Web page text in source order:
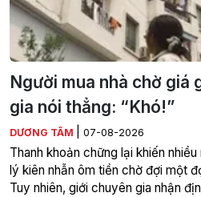
Người mua nhà chờ giá
gia nói thẳng: “Khó!”
DƯƠNG TÂM 07-08-2026
Thanh khoản chững lại khiến
lý kiên nhẫn ôm tiền chờ đợi một
Tuy nhiên, giới chuyên gia nhận